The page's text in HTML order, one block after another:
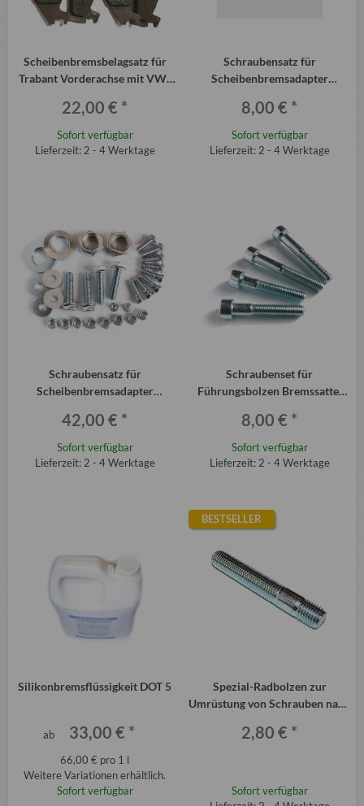
Scheibenbremsbelagsatz für
Trabant Vorderachse mit VW-
22,00 € *
Sofort verfügbar
Lieferzeit: 2 - 4 Werktage
Schraubensatz für
Scheibenbremsadapter
1.1
8,00 € *
Sofort verfügbar
Lieferzeit: 2 - 4 Werktage
Schraubensatz für
Scheibenbremsadapter
42,00 € *
Sofort verfügbar
Lieferzeit: 2 - 4 Werktage
Schraubenset für
Führungsbolzen Bremssattel
8,00 € *
Sofort verfügbar
Lieferzeit: 2 - 4 Werktage
Silikonbremsflüssigkeit DOT 5
ab 33,00 € *
66,00 € pro 1 l
Weitere Variationen erhältlich.
Sofort verfügbar
BESTSELLER
Spezial-Radbolzen zur
Umrüstung von Schrauben nach
2,80 € *
Sofort verfügbar